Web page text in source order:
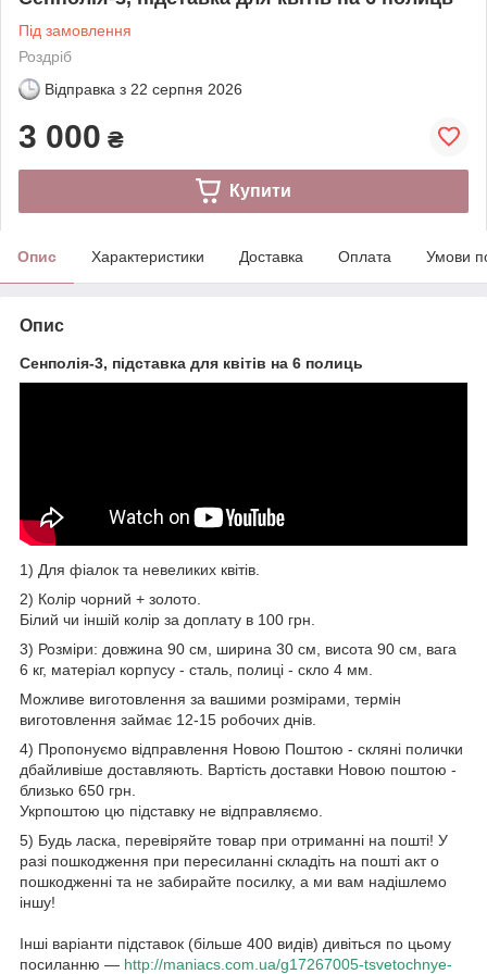
Під замовлення
Роздріб
Відправка з 22 серпня 2026
3 000 ₴
Купити
Опис Характеристики Доставка Оплата Умови
Опис
Сенполія-3, підставка для квітів на 6 полиць
1) Для фіалок та невеликих квітів.
2) Колір чорний + золото.
Білий чи іншій колір за доплату в 100 грн.
3) Розміри: довжина 90 см, ширина 30 см, висота 90 см, вага
6 кг, матеріал корпусу - сталь, полиці - скло 4 мм.
Можливе виготовлення за вашими розмірами, термін
виготовлення займає 12-15 робочих днів.
4) Пропонуємо відправлення Новою Поштою - скляні полички
дбайливіше доставляють. Вартість доставки Новою поштою -
близько 650 грн.
Укрпоштою цю підставку не відправляємо.
5) Будь ласка, перевіряйте товар при отриманні на пошті! У
разі пошкодження при пересиланні складіть на пошті акт о
пошкодженні та не забирайте посилку, а ми вам надішлемо
іншу!
Інші варіанти підставок (більше 400 видів) дивіться по цьому
посиланню — http://maniacs.com.ua/g17267005-tsvetochnye-